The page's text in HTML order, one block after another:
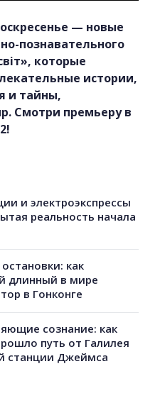
— новые
познавательного
которые
истории,
и тайны,
Смотри премьеру в
и электроэкспрессы
реальность начала
как
длинный в мире
в Гонконге
сознание: как
путь от Галилея
станции Джеймса